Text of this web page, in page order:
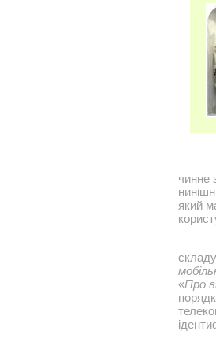
чинне
який
«Про